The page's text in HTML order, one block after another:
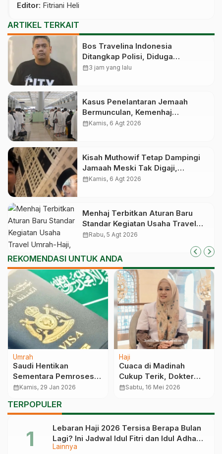
Editor: Fitriani Heli
ARTIKEL TERKAIT
Bos Travelina Indonesia
Ditangkap Polisi, Diduga
Telantarkan Puluhan Jemaah
calendar_month3 jam yang lalu
Kasus Penelantaran Jemaah
Bermunculan, Kemenhaj
Operasikan Posko Pengawasan
calendar_monthKamis, 6 Agt 2026
Kisah Muthowif Tetap Dampingi
Jamaah Meski Tak Digaji,
Jemaahnya Korban Penelantaran
calendar_monthKamis, 6 Agt 2026
Menhaj Terbitkan Aturan Baru
Standar Kegiatan Usaha Travel
Umrah-Haji, Siap-siap Disanksi
calendar_monthRabu, 5 Agt 2026
REKOMENDASI UNTUK ANDA
Umrah
Saudi Hentikan
Sementara Pemrosesan
Visa Umrah untuk Biro
Kemarin Tidak Bisa
Apply
calendar_monthKamis, 29 Jan 2026
Haji
Cuaca di Madinah
Cukup Terik, Dokter
Pembimbing Haji
dan Jaga Kelembapan
Bibir
calendar_monthSabtu, 16 Mei 2026
TERPOPULER
Lainnya
Lebaran Haji 2026 Tersisa Berapa Bulan
Lagi? Ini Jadwal Idul Fitri dan Idul Adha
Tahun Depan